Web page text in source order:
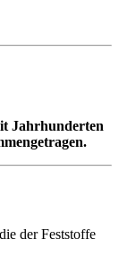
Jahrhunderten
der Feststoffe